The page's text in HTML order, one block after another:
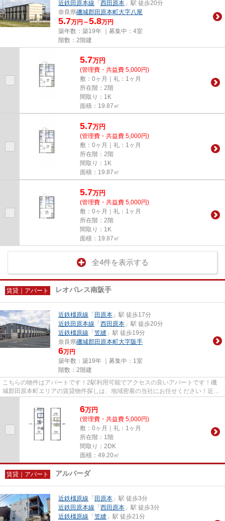
近鉄田原本線 「 西田原本 」駅 徒歩20分
奈良県磯城郡田原本町大字八尾
5.7万円～5.8万円
築年数：築19年 ｜募集中： 4室
階数：2階建
5.7万円
(管理費・共益費 5,000円)
敷：0ヶ月｜礼：1ヶ月
所在階：2階
間取り：1K
面積：19.87㎡
5.7万円
(管理費・共益費 5,000円)
敷：0ヶ月｜礼：1ヶ月
所在階：2階
間取り：1K
面積：19.87㎡
5.7万円
(管理費・共益費 5,000円)
敷：0ヶ月｜礼：1ヶ月
所在階：2階
間取り：1K
面積：19.87㎡
全4件を表示する
賃貸｜アパート レオパレス南阪手
近鉄橿原線 「 田原本 」駅 徒歩17分
近鉄田原本線 「 西田原本 」駅 徒歩20分
近鉄橿原線 「 笠縫 」駅 徒歩19分
奈良県磯城郡田原本町大字阪手
6万円
築年数：築19年 ｜募集中： 1室
階数：2階建
こちらの物件はアパートです！2駅利用可能でアクセスの良いアパートです！磯
城郡田原本町エリアの賃貸物件探しは、地域密着の当社にお任せください！近鉄
6万円
(管理費・共益費 5,000円)
敷：0ヶ月｜礼：1ヶ月
所在階：1階
間取り：2DK
面積：49.20㎡
賃貸｜アパート アルバーダ
近鉄橿原線 「 田原本 」駅 徒歩3分
近鉄田原本線 「 西田原本 」駅 徒歩3分
近鉄橿原線 「 笠縫 」駅 徒歩21分